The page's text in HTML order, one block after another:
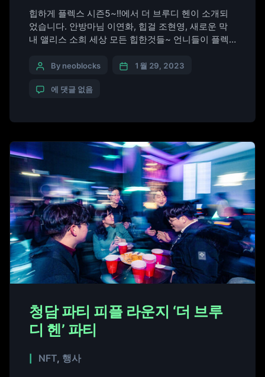
힙하게 플렉스 시즌5~!!에서 더 브루디 헨이 소개되
었습니다. 안방마님 이연화, 힙걸 조현영, 새로운 막
내 앨리스 소희 세상 모든 힙한것들~ 언니들이 플렉
이돌 #뷰티 #뷰티관리비법 #패션 #더브루디헨 #서머
키 #TheBroodyHen #브루디헨 #서머홀증류소 #플
By neoblocks 1월 29, 2023
에 댓글 없음
청담 파티 피플 라운지 ‘더 브루
디 헨’ 파티
NFT, 행사